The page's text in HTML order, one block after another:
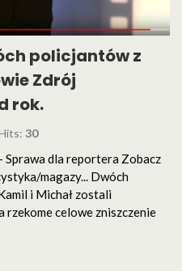
policjantów z
Zdrój
rok.
30
dla reportera Zobacz
magazy... Dwóch
i Michał zostali
rzekome celowe zniszczenie